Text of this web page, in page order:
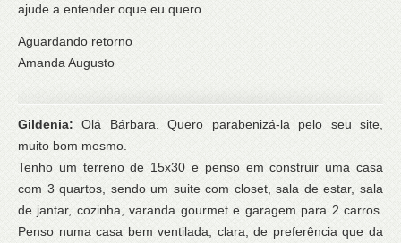
ajude a entender oque eu quero.
Aguardando retorno
Amanda Augusto
Gildenia:Olá Bárbara. Quero parabenizá-la pelo seu site,
muito bom mesmo.
Tenho um terreno de 15x30 e penso em construir uma casa
com 3 quartos, sendo um suite com closet, sala de estar, sala
de jantar, cozinha, varanda gourmet e garagem para 2 carros.
Penso numa casa bem ventilada, clara, de preferência que da